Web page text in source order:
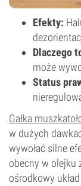
Efekty:
Dlaczego
może
Status
Gałka
w dużych
wywołać silne
obecny w olejku
ośrodkowy